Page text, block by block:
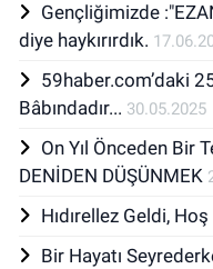
Gençliğimizde
diye haykırırdık.
59haber.com’daki
Bâbındadır... 30.05.2025
On Yıl Önceden Bir
DENİDEN DÜŞÜNMEK
Hıdırellez Geldi,
Bir Hayatı